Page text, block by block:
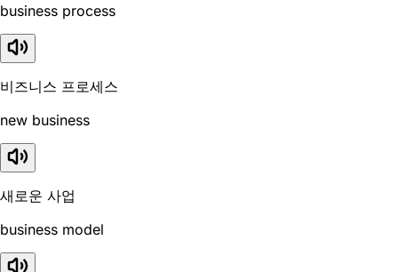
business process
비즈니스 프로세스
new business
새로운 사업
business model